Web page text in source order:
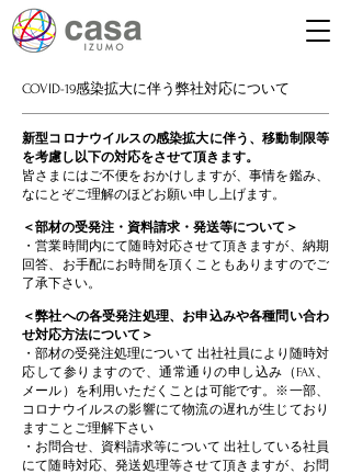
COVID-19感染拡大に伴う弊社対応について
新型コロナウイルスの感染拡大に伴う、移動制限等
を考慮し以下の対応をさせて頂きます。
皆さまにはご不便をおかけしますが、事情を鑑み、
なにとぞご理解のほどお願い申し上げます。
＜部材の受発注・資料請求・発送等について＞
・営業時間内にて随時対応させて頂きますが、納期
回答、お手配にお時間を頂くこともありますのでご
了承下さい。
＜弊社への各受発注処理、お申込みや各種問い合わ
せ対応方法について＞
・部材の受発注処理について 出社社員により随時対
応して参りますので、通常通りの申し込み（FAX、
メール）を利用いただくことは可能です。※一部、
コロナウイルスの影響にて物流の遅れが生じており
ますことご理解下さい
・お問合せ、資料請求等について 出社している社員
にて随時対応、発送処理等させて頂きますが、お問